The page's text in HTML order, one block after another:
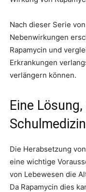
Nach dieser Serie
Nebenwirkungen
Rapamycin und
Erkrankungen
verlängern können.
Eine
Die Herabsetzung
eine wichtige
von Lebewesen die
Da Rapamycin dies